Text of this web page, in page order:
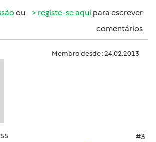
ou registe-se aqui para escrever
comentários
Membro desde : 24.02.2013
#3